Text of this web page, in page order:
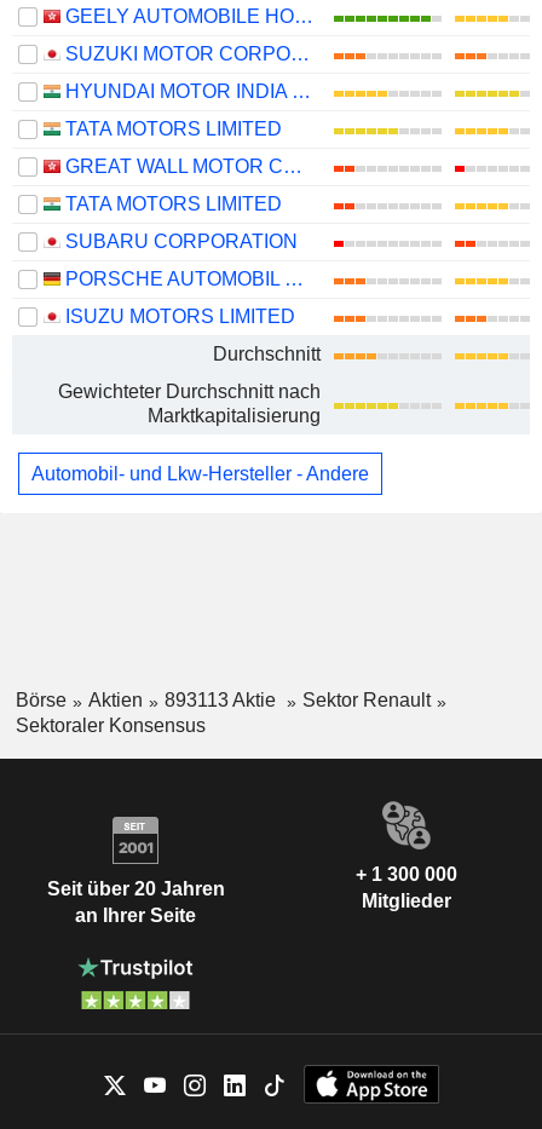
GEELY AUTOMOBILE HOLDINGS LIMITED
SUZUKI MOTOR CORPORATION
HYUNDAI MOTOR INDIA LIMITED
TATA MOTORS LIMITED
GREAT WALL MOTOR COMPANY LIMITED
TATA MOTORS LIMITED
SUBARU CORPORATION
PORSCHE AUTOMOBIL HOLDING SE
ISUZU MOTORS LIMITED
Durchschnitt
Gewichteter Durchschnitt nach
Marktkapitalisierung
Automobil- und Lkw-Hersteller - Andere
Börse Aktien 893113 Aktie
Sektor Renault
Sektoraler Konsensus
Seit über 20 Jahren
an Ihrer Seite
+ 1 300 000
Mitglieder